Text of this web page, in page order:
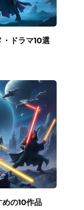
・ドラマ10選
の10作品